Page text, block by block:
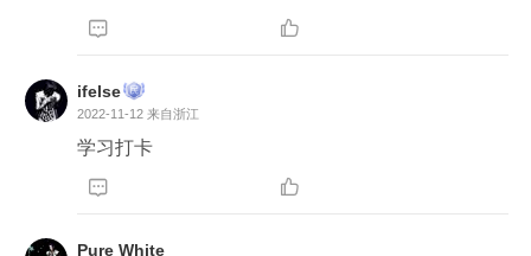
 
ifelse
2022-11-12 来自浙江
学习打卡
 
Pure White